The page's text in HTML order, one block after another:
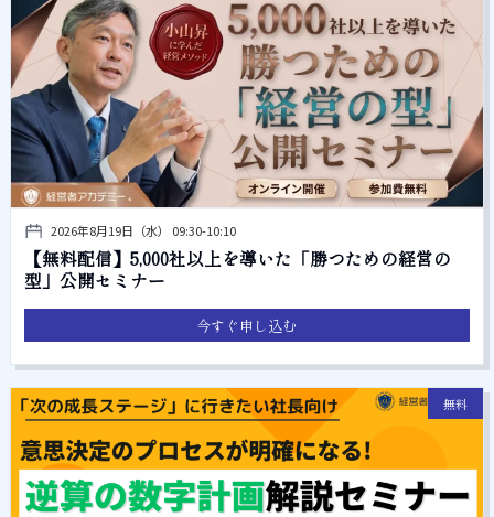
2026年8月19日（水） 09:30-10:10
【無料配信】5,000社以上を導いた「勝つための経営の
型」公開セミナー
今すぐ申し込む
無料